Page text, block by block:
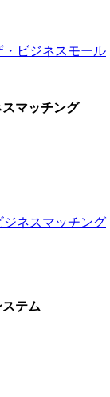
・ビジネスモール
スマッチング
ジネスマッチング
テム